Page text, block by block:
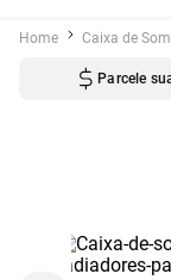
Caixa de Som
Receba